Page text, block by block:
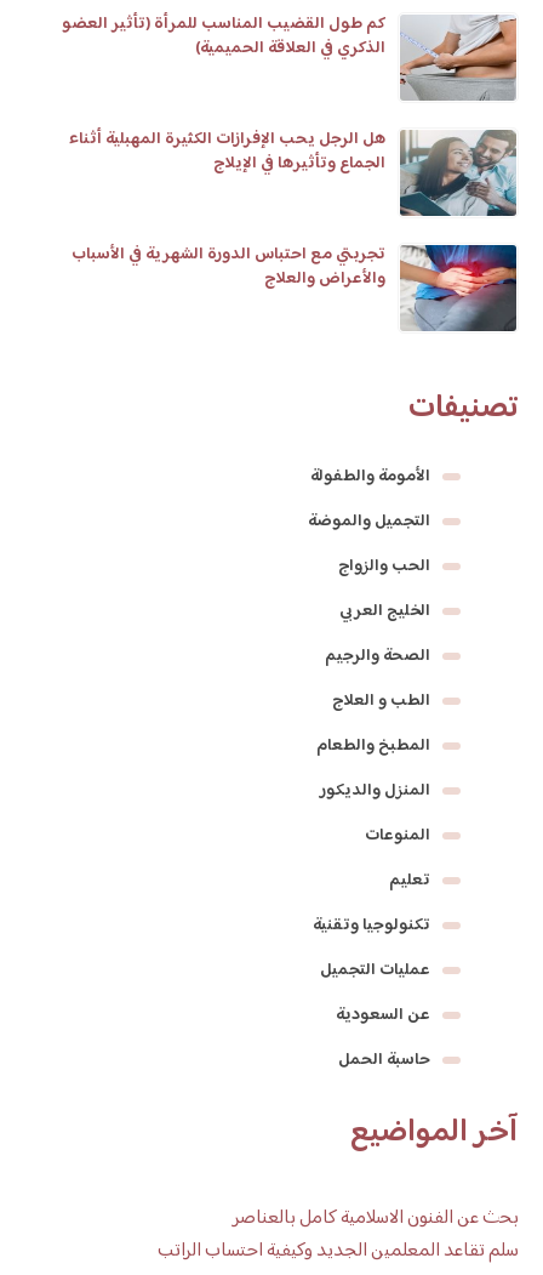
كم طول القضيب المناسب للمرأة (تأثير العضو
الذكري في العلاقة الحميمية)
هل الرجل يحب الإفرازات الكثيرة المهبلية أثناء
الجماع وتأثيرها في الإيلاج
تجربتي مع احتباس الدورة الشهرية في الأسباب
والأعراض والعلاج
تصنيفات
الأمومة والطفولة
التجميل والموضة
الحب والزواج
الخليج العربي
الصحة والرجيم
الطب و العلاج
المطبخ والطعام
المنزل والديكور
المنوعات
تعليم
تكنولوجيا وتقنية
عمليات التجميل
عن السعودية
حاسبة الحمل
آخر المواضيع
بحث عن الفنون الاسلامية كامل بالعناصر
سلم تقاعد المعلمين الجديد وكيفية احتساب الراتب